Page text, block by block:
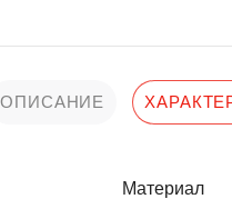
ОПИСАНИЕ
Материал